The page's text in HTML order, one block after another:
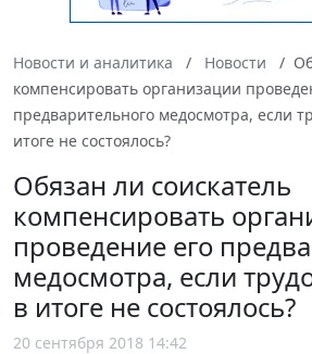
Новости и аналитика Новости
компенсировать организации
предварительного медосмотра, если
итоге не состоялось?
Обязан ли соискатель
компенсировать
проведение его
медосмотра, если
в итоге не состоялось?
20 сентября 2018 14:42